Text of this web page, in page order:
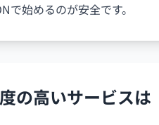
で始めるのが安全です。
の高いサービス